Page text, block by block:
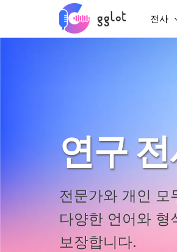
전사
오디
기업
오디
연구
전문가와 개인 모
다양한 언어와 형
보장합니다.